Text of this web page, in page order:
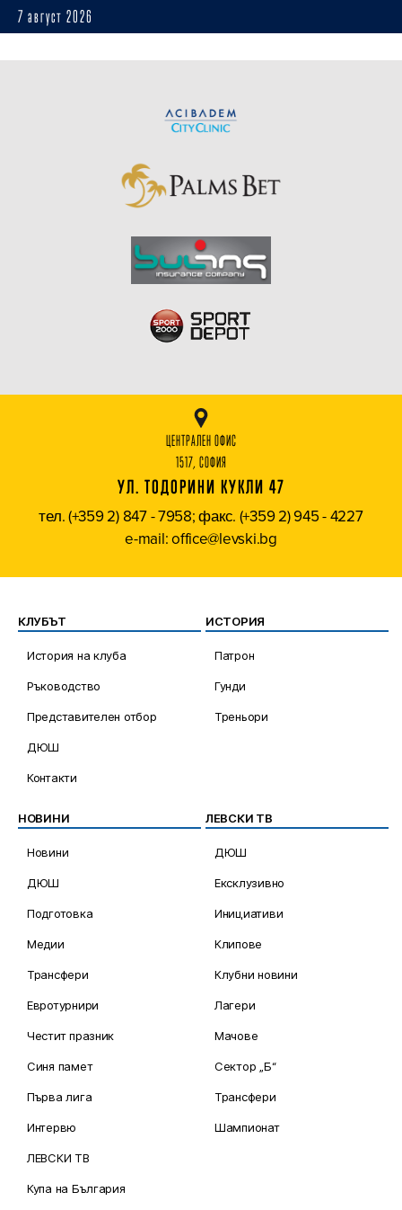
7 август 2026
ЦЕНТРАЛЕН ОФИС
1517, СОФИЯ
УЛ. ТОДОРИНИ КУКЛИ 47
тел. (+359 2) 847 - 7958; факс. (+359 2) 945 - 4227
e-mail: office@levski.bg
КЛУБЪТ
История на клуба
Ръководство
Представителен отбор
ДЮШ
Контакти
ИСТОРИЯ
Патрон
Гунди
Треньори
НОВИНИ
Новини
ДЮШ
Подготовка
Медии
Трансфери
Евротурнири
Честит празник
Синя памет
Първа лига
Интервю
ЛЕВСКИ ТВ
Купа на България
ЛЕВСКИ ТВ
ДЮШ
Ексклузивно
Инициативи
Клипове
Клубни новини
Лагери
Мачове
Сектор „Б“
Трансфери
Шампионат